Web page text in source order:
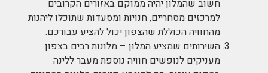
חשוב שהמלון יהיה ממוקם באזורים הקרובים
למרכזים מסחריים, חנויות ומסעדות שתוכלו ליהנות
מהחוויה הכוללת שהצפון יכול להציע עבורכם.
השירותים שמציע המלון – מלונות רבים בצפון
מעניקים לנופשים חוויה נוספת מעבר ללינה